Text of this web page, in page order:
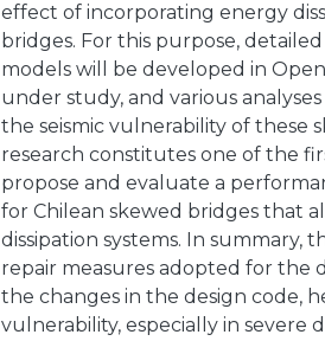
effect of incorporating energy
bridges. For this purpose,
models will be developed in
under study, and various
the seismic vulnerability of these
research constitutes one of the
propose and evaluate a
for Chilean skewed bridges that
dissipation systems. In summary,
repair measures adopted for the
the changes in the design code,
vulnerability, especially in severe